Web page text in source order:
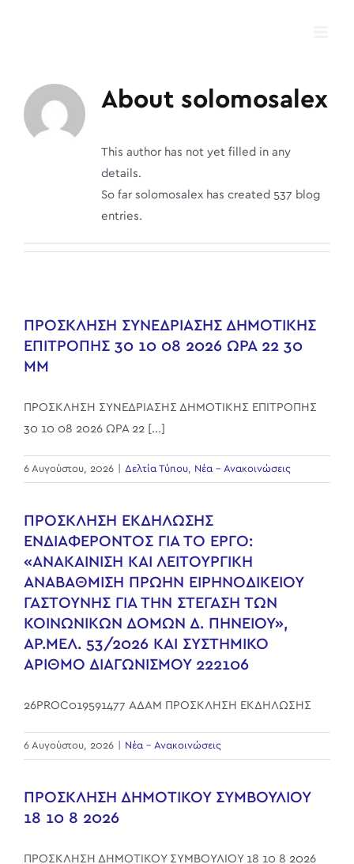
About solomosalex
This author has not yet filled in any
details.
So far solomosalex has created 537 blog
entries.
ΠΡΟΣΚΛΗΣΗ ΣΥΝΕΔΡΙΑΣΗΣ ΔΗΜΟΤΙΚΗΣ
ΕΠΙΤΡΟΠΗΣ 30 10 08 2026 ΩΡΑ 22 30
ΜΜ
ΠΡΟΣΚΛΗΣΗ ΣΥΝΕΔΡΙΑΣΗΣ ΔΗΜΟΤΙΚΗΣ ΕΠΙΤΡΟΠΗΣ
30 10 08 2026 ΩΡΑ 22 [...]
6 Αυγούστου, 2026 Δελτία Τύπου, Νέα - Ανακοινώσεις
ΠΡΟΣΚΛΗΣΗ ΕΚΔΗΛΩΣΗΣ
ΕΝΔΙΑΦΕΡΟΝΤΟΣ ΓΙΑ ΤΟ ΕΡΓΟ:
«ΑΝΑΚΑΙΝΙΣΗ ΚΑΙ ΛΕΙΤΟΥΡΓΙΚΗ
ΑΝΑΒΑΘΜΙΣΗ ΠΡΩΗΝ ΕΙΡΗΝΟΔΙΚΕΙΟΥ
ΓΑΣΤΟΥΝΗΣ ΓΙΑ ΤΗΝ ΣΤΕΓΑΣΗ ΤΩΝ
ΚΟΙΝΩΝΙΚΩΝ ΔΟΜΩΝ Δ. ΠΗΝΕΙΟΥ»,
ΑΡ.ΜΕΛ. 53/2026 ΚΑΙ ΣΥΣΤΗΜΙΚΟ
ΑΡΙΘΜΟ ΔΙΑΓΩΝΙΣΜΟΥ 222106
26PROC019591477 ΑΔΑΜ ΠΡΟΣΚΛΗΣΗ ΕΚΔΗΛΩΣΗΣ
6 Αυγούστου, 2026 Νέα - Ανακοινώσεις
ΠΡΟΣΚΛΗΣΗ ΔΗΜΟΤΙΚΟΥ ΣΥΜΒΟΥΛΙΟΥ
18 10 8 2026
ΠΡΟΣΚΛΗΣΗ ΔΗΜΟΤΙΚΟΥ ΣΥΜΒΟΥΛΙΟΥ 18 10 8 2026